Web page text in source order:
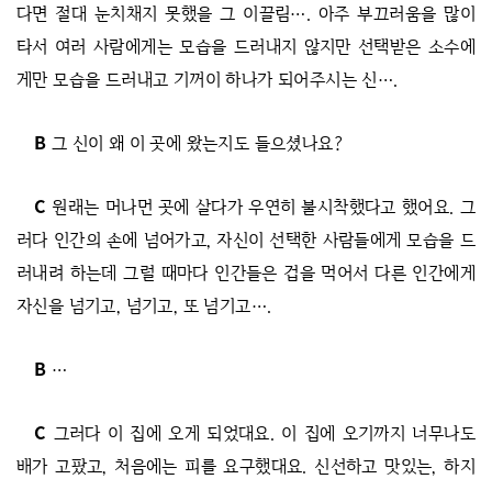
다면 절대 눈치채지 못했을 그 이끌림…. 아주 부끄러움을 많이
타서 여러 사람에게는 모습을 드러내지 않지만 선택받은 소수에
게만 모습을 드러내고 기꺼이 하나가 되어주시는 신….
B 그 신이 왜 이 곳에 왔는지도 들으셨나요?
C 원래는 머나먼 곳에 살다가 우연히 불시착했다고 했어요. 그
러다 인간의 손에 넘어가고, 자신이 선택한 사람들에게 모습을 드
러내려 하는데 그럴 때마다 인간들은 겁을 먹어서 다른 인간에게
자신을 넘기고, 넘기고, 또 넘기고….
B …
C 그러다 이 집에 오게 되었대요. 이 집에 오기까지 너무나도
배가 고팠고, 처음에는 피를 요구했대요. 신선하고 맛있는, 하지